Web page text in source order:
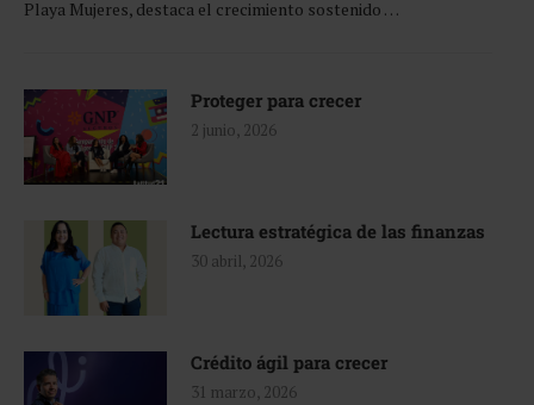
Playa Mujeres, destaca el crecimiento sostenido …
Proteger para crecer
2 junio, 2026
Lectura estratégica de las finanzas
30 abril, 2026
Crédito ágil para crecer
31 marzo, 2026